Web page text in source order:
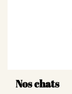
Nos chats